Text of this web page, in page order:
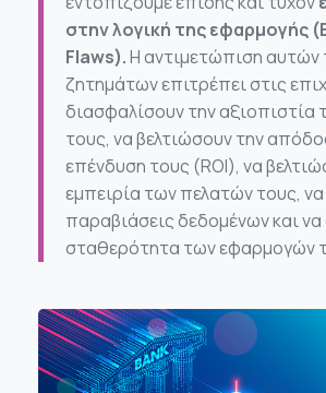
στην λογική της εφαρμογής
Flaws).Η αντιμετώπιση αυτών
ζητημάτων επιτρέπει στις
διασφαλίσουν την
τους, να βελτιώσουν την
επένδυση τους (ROI), να
εμπειρία των πελατών τους,
παραβιάσεις δεδομένων και
σταθερότητα των εφαρμογών